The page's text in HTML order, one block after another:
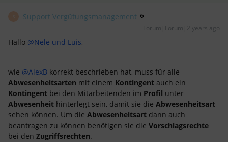
Support Vergütungsmanagement
Forum|Forum|2 years ago
Hallo @Nele und Luis,
wie @AlexB korrekt beschrieben hat, muss für alle
Abwesenheitsarten mit einem Kontingent auch ein
Kontingent bei den Mitarbeitenden im Profil unter
Abwesenheit hinterlegt sein, damit sie die Abwesenheitsart
sehen können. Um die Abwesenheitsart dann auch
beantragen zu können benötigen sie die Vorschlagsrechte
bei den Zugriffsrechten.